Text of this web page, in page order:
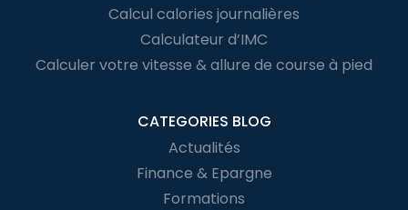
Calcul calories journalières
Calculateur d’IMC
Calculer votre vitesse & allure de course à pied
CATEGORIES BLOG
Actualités
Finance & Epargne
Formations